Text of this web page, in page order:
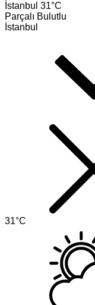
İstanbul 31°C
Parçalı Bulutlu
İstanbul
31°C